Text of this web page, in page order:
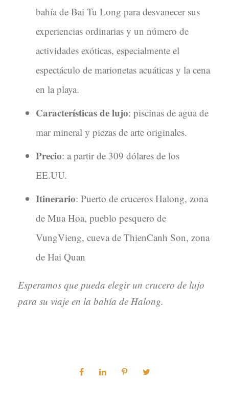
bahía de Bai Tu Long para desvanecer sus
experiencias ordinarias y un número de
actividades exóticas, especialmente el
espectáculo de marionetas acuáticas y la cena
en la playa.
Características de lujo: piscinas de agua de
mar mineral y piezas de arte originales.
Precio: a partir de 309 dólares de los
EE.UU.
Itinerario: Puerto de cruceros Halong, zona
de Mua Hoa, pueblo pesquero de
VungVieng, cueva de ThienCanh Son, zona
de Hai Quan
Esperamos que pueda elegir un crucero de lujo
para su viaje en la bahía de Halong.